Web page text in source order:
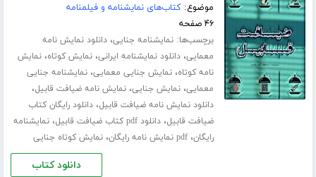
موضوع:کتاب‌های نمایشنامه و فیلمنامه
۴۶ صفحه
برچسب‌ها:نمایشنامه جنایی،دانلود نمایش نامه
معمایی،دانلود نمایشنامه ایرانی،نمایش کوتاه،نمایش
نامه کوتاه،نمایش جنایی معمایی،نمایشنامه جنایی
معمایی،نمایش جنایی،نمایش نامه ضیافت قابیل،
دانلود نمایش نامه ضیافت قابیل،دانلود رایگان کتاب
ضیافت قابیل،دانلود pdf کتاب ضیافت قابیل ،نمایشنامه
رایگان،pdf نمایش نامه رایگان ،نمایش کوتاه جنایی
دانلود کتاب